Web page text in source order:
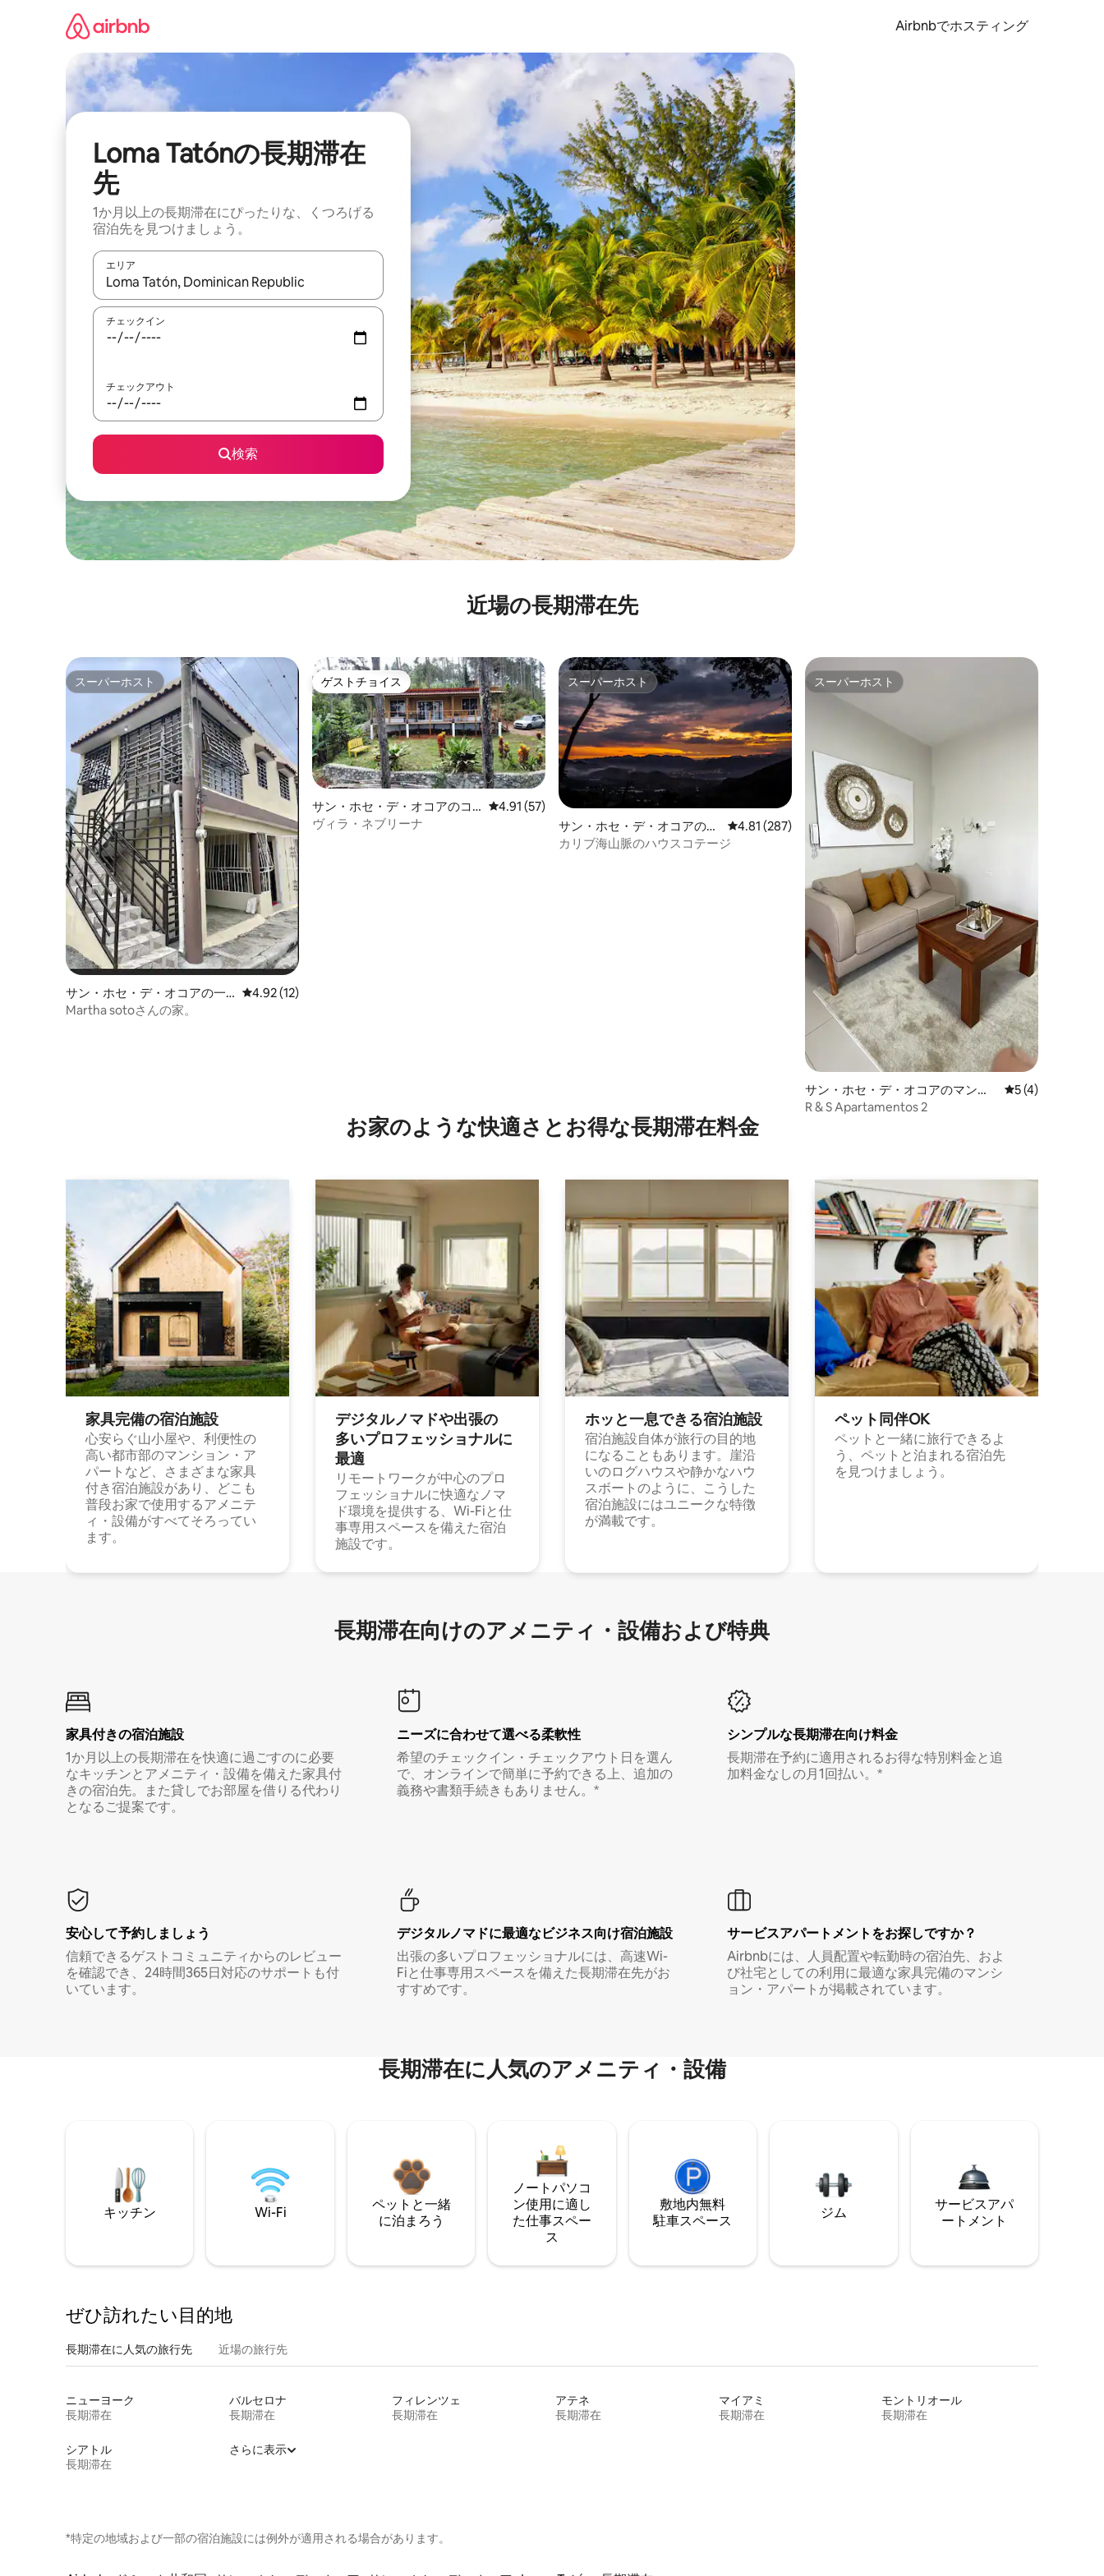
Airbnbでホスティング
Loma Tatónの長期滞在
先
1か月以上の長期滞在にぴったりな、くつろげる
宿泊先を見つけましょう。
エリア
検索結果が表示されたら、上下の矢印キーを使って移動するか、画面をタッチまたはスワイプして検索結果を確認することができます。
チェックイン
チェックアウト
検索
近場の長期滞在先
スーパーホスト
スーパーホスト
サン・ホセ・デ・オコアの一
軒家
レビュー12件、5つ星中4.92つ星の平均評価
4.92 (12)
Martha sotoさんの家。
ゲストチョイス
ゲストチョイス
サン・ホセ・デ・オコアのコ
テージ
レビュー57件、5つ星中4.91つ星の平均評価
4.91 (57)
ヴィラ・ネブリーナ
スーパーホスト
スーパーホスト
サン・ホセ・デ・オコアのコ
テージ
レビュー287件、5つ星中4.81つ星の平均評価
4.81 (287)
カリブ海山脈のハウスコテージ
スーパーホスト
スーパーホスト
サン・ホセ・デ・オコアのマンシ
ョン・アパート
レビュー4件、5
5 (4)
R & S Apartamentos 2
お家のような快⁠適⁠さ⁠とお⁠得⁠な長⁠期⁠滞⁠在料⁠金
家具完備の宿⁠泊⁠施⁠設
心安らぐ山小屋や、利便性の
高い都市部のマンション・ア
パートなど、さまざまな家具
付き宿泊施設があり、どこも
普段お家で使用するアメニテ
ィ・設備がすべてそろってい
ます。
デジタルノマドや出⁠張⁠の
多⁠いプ⁠ロ⁠フ⁠ェ⁠ッ⁠シ⁠ョ⁠ナ⁠ル⁠に
最⁠適
リモートワークが中心のプロ
フェッショナルに快適なノマ
ド環境を提供する、Wi-Fiと仕
事専用スペースを備えた宿泊
施設です。
ホッと一⁠息⁠で⁠き⁠る宿⁠泊施⁠設
宿泊施設自体が旅行の目的地
になることもあります。崖沿
いのログハウスや静かなハウ
スボートのように、こうした
宿泊施設にはユニークな特徴
が満載です。
ペット同⁠伴OK
ペットと一緒に旅行できるよ
う、ペットと泊まれる宿泊先
を見つけましょう。
長期滞在向け⁠のア⁠メ⁠ニ⁠テ⁠ィ⁠・設⁠備⁠および特⁠典
家具付き⁠の宿⁠泊⁠施⁠設
1か月以上の長期滞在を快適に過ごすのに必要
なキッチンとアメニティ・設備を備えた家具付
きの宿泊先。また貸しでお部屋を借りる代わり
となるご提案です。
ニーズに合わせて選べる柔軟性
希望のチェックイン・チェックアウト日を選ん
で、オンラインで簡単に予約できる上、追加の
義務や書類手続きもありません。*
シンプルな長期滞在向け料金
長期滞在予約に適用されるお得な特別料金と追
加料金なしの月1回払い。*
安心して予約しましょう
信頼できるゲストコミュニティからのレビュー
を確認でき、24時間365日対応のサポートも付
いています。
デジタルノマド⁠に最⁠適⁠なビ⁠ジ⁠ネ⁠ス⁠向⁠け宿⁠泊⁠施⁠設
出張の多いプロフェッショナルには、高速Wi-
Fiと仕事専用スペースを備えた長期滞在先がお
すすめです。
サービスアパートメントをお探しですか？
Airbnbには、人員配置や転勤時の宿泊先、およ
び社宅としての利用に最適な家具完備のマンシ
ョン・アパートが掲載されています。
長期滞在に人気のアメニティ・設備
キッチン Wi-Fi
ペットと一緒
に泊まろう
ノートパソコ
ン使用に適し
た仕事スペー
ス
敷地内無料
駐⁠車ス⁠ペ⁠ー⁠ス
ジム
サービスアパ
ートメント
ぜひ訪⁠れ⁠た⁠い目⁠的⁠地
長期滞在に人気の旅行先 近場の旅行先
ニューヨーク
長期滞在
バルセロナ
長期滞在
フィレンツェ
長期滞在
アテネ
長期滞在
マイアミ
長期滞在
モントリオール
長期滞在
シアトル
長期滞在
さらに表示
*特定の地域および一部の宿泊施設には例外が適用される場合があります。